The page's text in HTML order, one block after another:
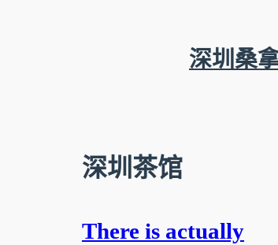
深圳桑
深圳茶馆
There is actually